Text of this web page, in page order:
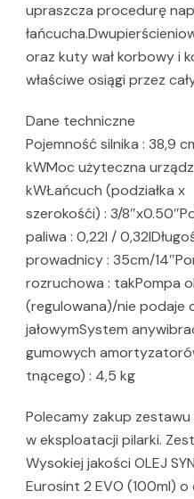
upraszcza procedurę
oraz kuty wał korbowy i
właściwe osiągi przez
Dane techniczne
Pojemność silnika : 38,9
kWMoc użyteczna
kWŁańcuch (podziałka x
szerokośći) : 3/
paliwa : 0,22l /
prowadnicy : 35cm/
rozruchowa : takPompa
(regulowana)/nie podaje
jałowymSystem
gumowych
tnącego) : 4,5 kg
Polecamy zakup
w eksploatacji pilarki.
Wysokiej jakości OLEJ
Eurosint 2 EVO (100ml) o